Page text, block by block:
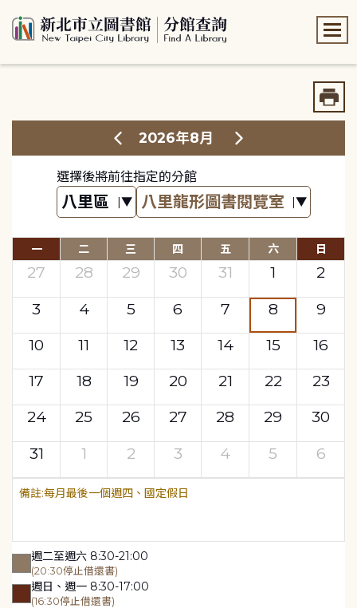
2026年8月
選擇後將前往指定的分館
一 二 三 四 五 六 日
27 28 29 30 31 1
2
3
4 5 6 7 8
9
10
11 12 13 14 15
16
17
18 19 20 21 22
23
24
25 26 27 28 29
30
31
1 2 3 4 5 6
每月最後一個週四、國定假日
週二至週六 8:30-21:00
(20:30停止借還書)
週日、週一 8:30-17:00
(16:30停止借還書)